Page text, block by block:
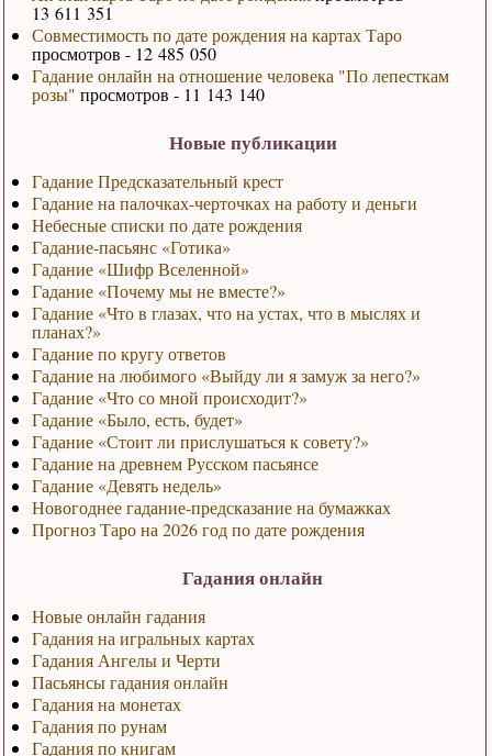
13 611 351
Совместимость по дате рождения на картах Таро
просмотров - 12 485 050
Гадание онлайн на отношение человека "По лепесткам
розы" просмотров - 11 143 140
Новые публикации
Гадание Предсказательный крест
Гадание на палочках-черточках на работу и деньги
Небесные списки по дате рождения
Гадание-пасьянс «Готика»
Гадание «Шифр Вселенной»
Гадание «Почему мы не вместе?»
Гадание «Что в глазах, что на устах, что в мыслях и
планах?»
Гадание по кругу ответов
Гадание на любимого «Выйду ли я замуж за него?»
Гадание «Что со мной происходит?»
Гадание «Было, есть, будет»
Гадание «Стоит ли прислушаться к совету?»
Гадание на древнем Русском пасьянсе
Гадание «Девять недель»
Новогоднее гадание-предсказание на бумажках
Прогноз Таро на 2026 год по дате рождения
Гадания онлайн
Новые онлайн гадания
Гадания на игральных картах
Гадания Ангелы и Черти
Пасьянсы гадания онлайн
Гадания на монетах
Гадания по рунам
Гадания по книгам